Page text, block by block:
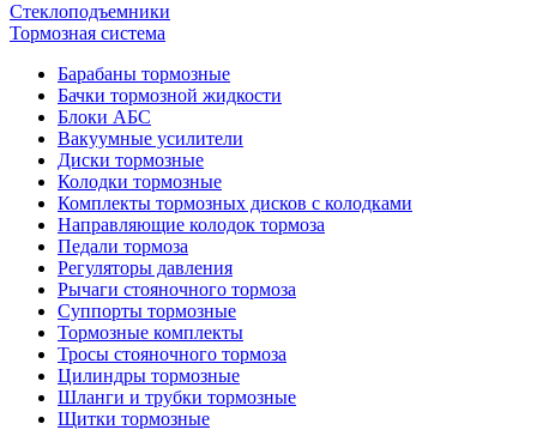
Стеклоподъемники
Тормозная система
Барабаны тормозные
Бачки тормозной жидкости
Блоки АБС
Вакуумные усилители
Диски тормозные
Колодки тормозные
Комплекты тормозных дисков с колодками
Направляющие колодок тормоза
Педали тормоза
Регуляторы давления
Рычаги стояночного тормоза
Суппорты тормозные
Тормозные комплекты
Тросы стояночного тормоза
Цилиндры тормозные
Шланги и трубки тормозные
Щитки тормозные